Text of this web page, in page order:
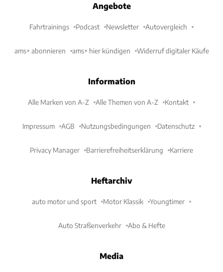
Angebote
Fahrtrainings Podcast Newsletter Autovergleich
ams+ abonnieren ams+ hier kündigen Widerruf digitaler Käufe
Information
Alle Marken von A-Z Alle Themen von A-Z Kontakt
Impressum AGB Nutzungsbedingungen Datenschutz
Privacy Manager Barrierefreiheitserklärung Karriere
Heftarchiv
auto motor und sport Motor Klassik Youngtimer
Auto Straßenverkehr Abo & Hefte
Media